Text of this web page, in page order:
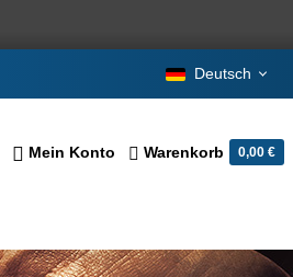
Deutsch
Mein Konto Warenkorb 0,00 €